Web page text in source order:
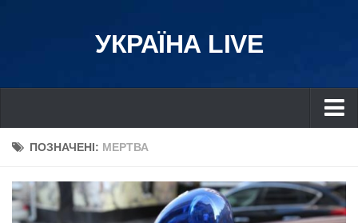
УКРАЇНА LIVE
Україна
Дніпро
ПОЗНАЧЕНІ: МЕРТВА